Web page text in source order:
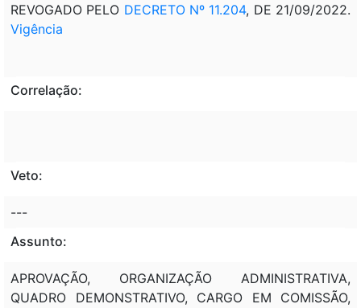
REVOGADO PELO DECRETO Nº 11.204, DE 21/09/2022.
Vigência
Correlação:
Veto:
---
Assunto:
APROVAÇÃO, ORGANIZAÇÃO ADMINISTRATIVA,
QUADRO DEMONSTRATIVO, CARGO EM COMISSÃO,